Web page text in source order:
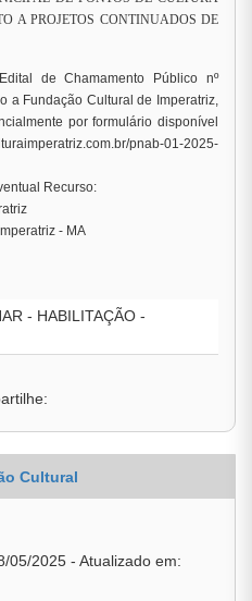
A PROJETOS CONTINUADOS DE
de Chamamento Público nº
a Fundação Cultural de Imperatriz,
por formulário disponível
pnab-01-2025-
Recurso:
- MA
- HABILITAÇÃO -
Cultural
05/2025 - Atualizado em: